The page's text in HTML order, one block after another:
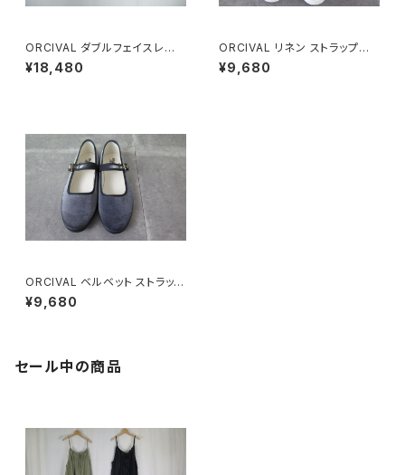
ORCIVAL ダブルフェイスレザ
ー 2WAYトートバッグ
¥18,480
ORCIVAL リネン ストラップシュ
ーズ
¥9,680
ORCIVAL ベルベット ストラップ
シューズ
¥9,680
セール中の商品